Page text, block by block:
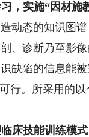
实施“因材施
动态的知识图
、诊断乃至影
缺陷的信息能
行。所采用的
技能训练模式